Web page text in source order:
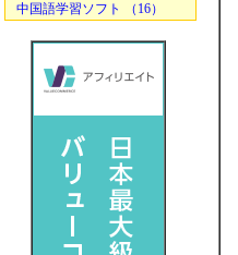
中国語学習ソフト （16）